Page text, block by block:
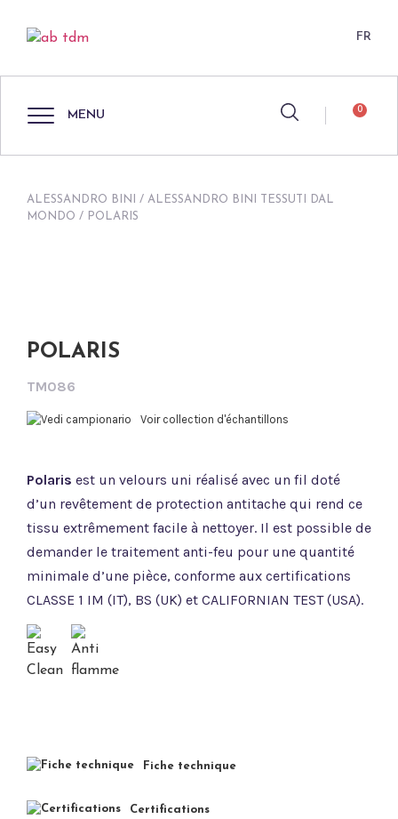
FR
MENU 0
ALESSANDRO BINI / ALESSANDRO BINI TESSUTI DAL
MONDO / POLARIS
POLARIS
TM086
Voir collection d'échantillons
Polaris est un velours uni réalisé avec un fil doté
d’un revêtement de protection antitache qui rend ce
tissu extrêmement facile à nettoyer. Il est possible de
demander le traitement anti-feu pour une quantité
minimale d’une pièce, conforme aux certifications
CLASSE 1 IM (IT), BS (UK) et CALIFORNIAN TEST (USA).
Fiche technique
Certifications